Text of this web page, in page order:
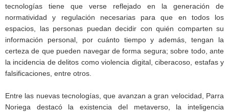
tecnologías tiene que verse reflejado en la generación de
normatividad y regulación necesarias para que en todos los
espacios, las personas puedan decidir con quién comparten su
información personal, por cuánto tiempo y además, tengan la
certeza de que pueden navegar de forma segura; sobre todo, ante
la incidencia de delitos como violencia digital, ciberacoso, estafas y
falsificaciones, entre otros.
Entre las nuevas tecnologías, que avanzan a gran velocidad, Parra
Noriega destacó la existencia del metaverso, la inteligencia